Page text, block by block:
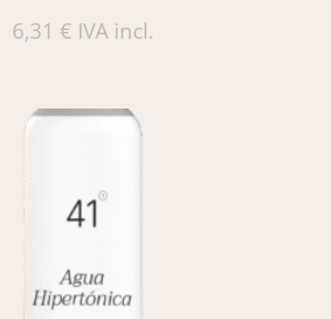
6,31 € IVA incl.